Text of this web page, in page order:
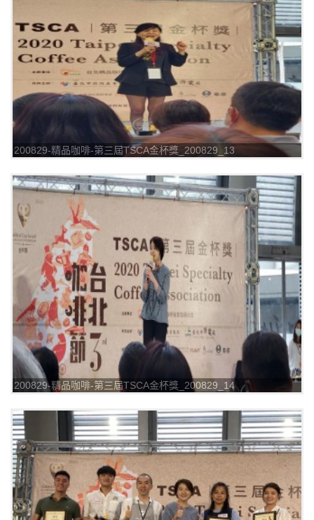
200829-精品咖啡-第三屆TSCA金杯獎_200829_13
200829-精品咖啡-第三屆TSCA金杯獎_200829_14